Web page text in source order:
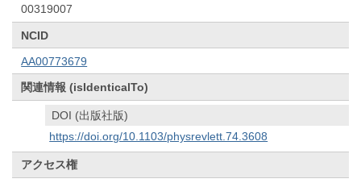
00319007
NCID
AA00773679
関連情報 (isIdenticalTo)
DOI (出版社版)
https://doi.org/10.1103/physrevlett.74.3608
アクセス権